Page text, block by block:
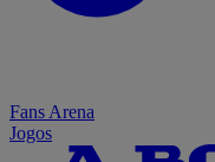
Fans Arena
Jogos